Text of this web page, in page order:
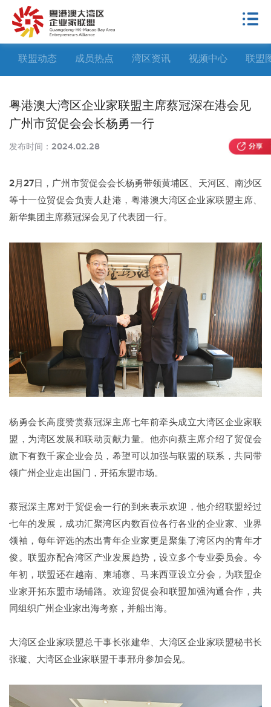
联盟动态 成员热点 湾区资讯 视频中心 联盟
粤港澳大湾区企业家联盟主席蔡冠深在港会见
广州市贸促会会长杨勇一行
发布时间： 2024.02.28
2月27日，广州市贸促会会长杨勇带领黄埔区、天河区、南沙区
等十一位贸促会负责人赴港，粤港澳大湾区企业家联盟主席、
新华集团主席蔡冠深会见了代表团一行。
杨勇会长高度赞赏蔡冠深主席七年前牵头成立大湾区企业家联
盟，为湾区发展和联动贡献力量。他亦向蔡主席介绍了贸促会
旗下有数千家企业会员，希望可以加强与联盟的联系，共同带
领广州企业走出国门，开拓东盟市场。
蔡冠深主席对于贸促会一行的到来表示欢迎，他介绍联盟经过
七年的发展，成功汇聚湾区内数百位各行各业的企业家、业界
领袖，每年评选的杰出青年企业家更是聚集了湾区内的青年才
俊。联盟亦配合湾区产业发展趋势，设立多个专业委员会。今
年初，联盟还在越南、柬埔寨、马来西亚设立分会，为联盟企
业家开拓东盟市场铺路。欢迎贸促会和联盟加强沟通合作，共
同组织广州企业家出海考察，并船出海。
大湾区企业家联盟总干事长张建华、大湾区企业家联盟秘书长
张璇、大湾区企业家联盟干事邢舟参加会见。